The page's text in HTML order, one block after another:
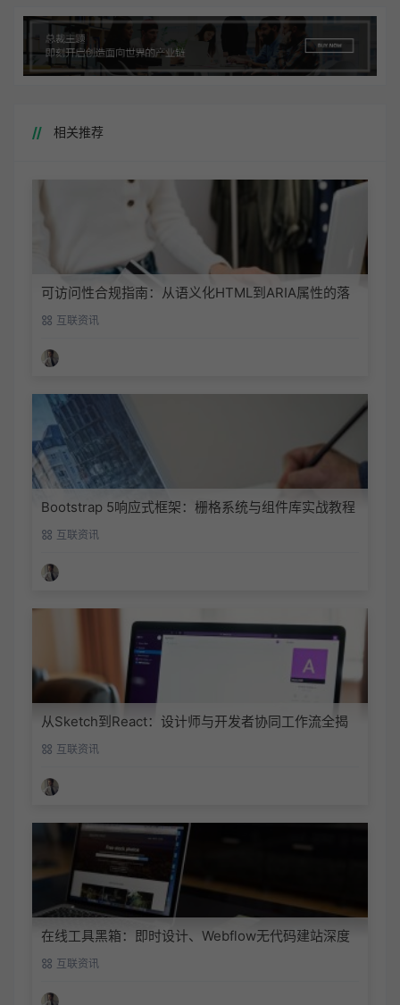
相关推荐
可访问性合规指南：从语义化HTML到ARIA属性的落
地实践
互联资讯
Bootstrap 5响应式框架：栅格系统与组件库实战教程
互联资讯
从Sketch到React：设计师与开发者协同工作流全揭
秘 互联资讯
在线工具黑箱：即时设计、Webflow无代码建站深度
对比互联资讯